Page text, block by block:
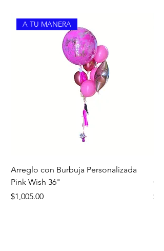
A TU MANERA
Arreglo con Burbuja Personalizada
Pink Wish 36"
Precio
$1,005.00
Oro